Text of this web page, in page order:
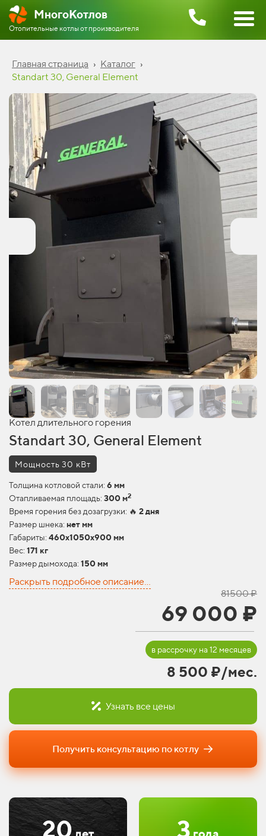
МногоКотлов
Отопительные котлы от производителя
Главная страница › Каталог ›
Standart 30, General Element
Котел длительного горения
Standart 30, General Element
Мощность 30 кВт
Толщина котловой стали: 6 мм
Отапливаемая площадь: 300 м2
Время горения без дозагрузки: 🔥 2 дня
Размер шнека: нет мм
Габариты: 460х1050х900 мм
Вес: 171 кг
Размер дымохода: 150 мм
Раскрыть подробное описание...
81500 ₽
69 000 ₽
в рассрочку на 12 месяцев
8 500 ₽/мес.
Узнать все цены
Получить консультацию по котлу
20 3